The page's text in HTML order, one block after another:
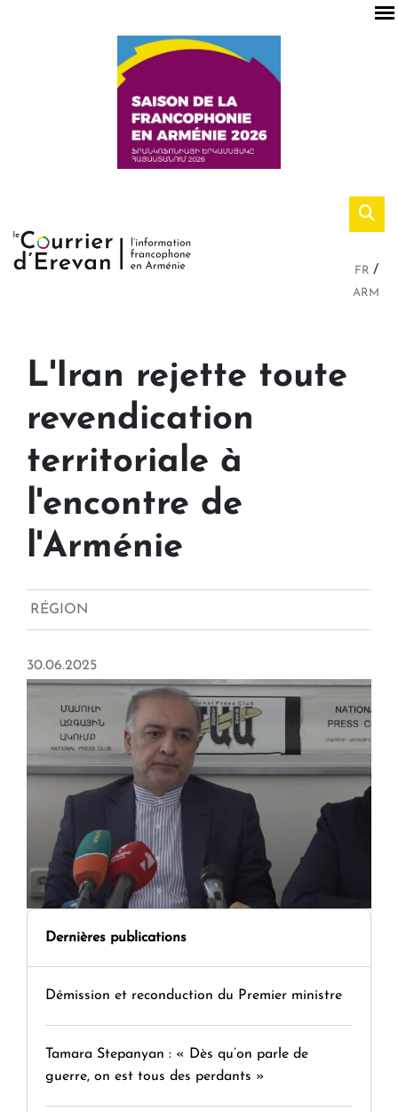
FR
ARM
L'Iran rejette toute
revendication
territoriale à
l'encontre de
l'Arménie
RÉGION
30.06.2025
Dernières publications
Démission et reconduction du Premier ministre
Tamara Stepanyan : « Dès qu’on parle de
guerre, on est tous des perdants »